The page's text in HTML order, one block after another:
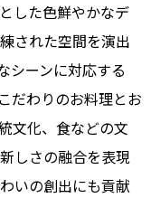
した色鮮やかなデ
された空間を演出
シーンに対応する
だわりのお料理とお
文化、食などの文
しさの融合を表現
いの創出にも貢献